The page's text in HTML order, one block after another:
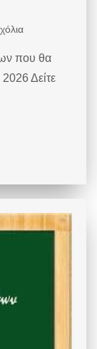
που θα
Δείτε